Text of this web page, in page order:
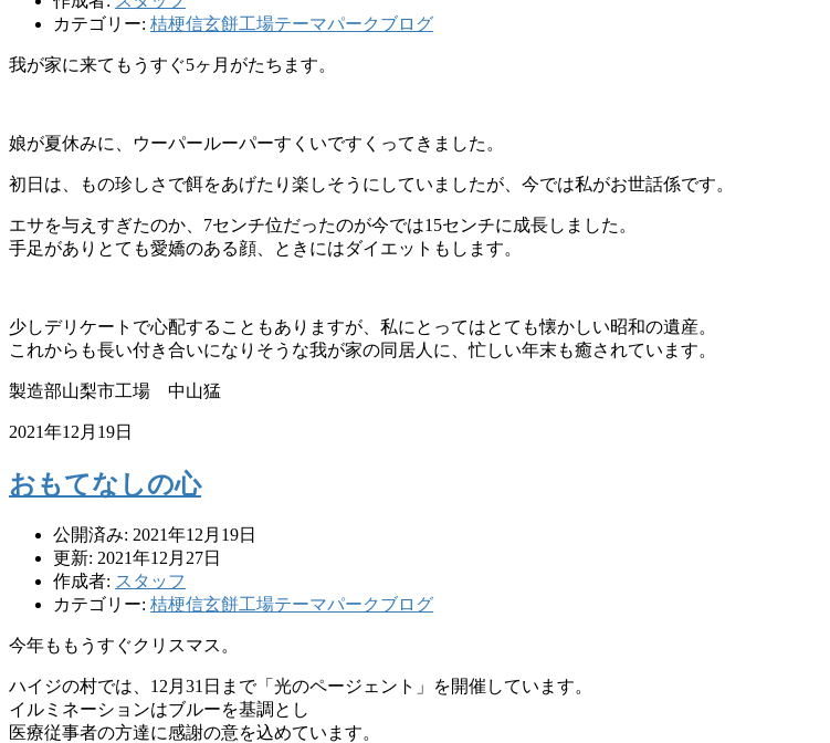
カテゴリー: 桔梗信玄餅工場テーマパークブログ
我が家に来てもうすぐ5ヶ月がたちます。
娘が夏休みに、ウーパールーパーすくいですくってきました。
初日は、もの珍しさで餌をあげたり楽しそうにしていましたが、今では私がお世話係です。
エサを与えすぎたのか、7センチ位だったのが今では15センチに成長しました。
手足がありとても愛嬌のある顔、ときにはダイエットもします。
少しデリケートで心配することもありますが、私にとってはとても懐かしい昭和の遺産。
これからも長い付き合いになりそうな我が家の同居人に、忙しい年末も癒されています。
製造部山梨市工場 中山猛
2021年12月19日
おもてなしの心
公開済み: 2021年12月19日
更新: 2021年12月27日
作成者: スタッフ
カテゴリー: 桔梗信玄餅工場テーマパークブログ
今年ももうすぐクリスマス。
ハイジの村では、12月31日まで「光のページェント」を開催しています。
イルミネーションはブルーを基調とし
医療従事者の方達に感謝の意を込めています。